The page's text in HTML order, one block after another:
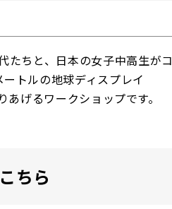
たちと、日本の女子中高生がコ
トルの地球ディスプレイ
げるワークショップです。
ちら